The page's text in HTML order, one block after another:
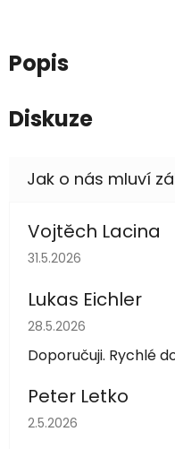
Popis
Diskuze
Vojtěch Lacina
Hodnocení obchodu
31.5.2026
Lukas Eichler
Hodnocení obchodu
28.5.2026
Doporučuji. Rychlé
Peter Letko
Hodnocení obchodu
2.5.2026